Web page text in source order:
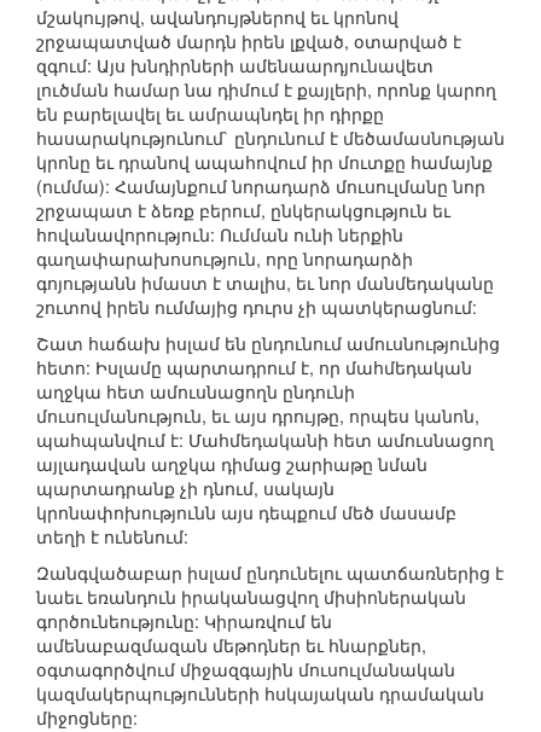
մշակույթով, ավանդույթներով եւ կրոնով
շրջապատված մարդն իրեն լքված, օտարված է
զգում: Այս խնդիրների ամենաարդյունավետ
լուծման համար նա դիմում է քայլերի, որոնք կարող
են բարելավել եւ ամրապնդել իր դիրքը
հասարակությունում` ընդունում է մեծամասնության
կրոնը եւ դրանով ապահովում իր մուտքը համայնք
(ումմա): Համայնքում նորադարձ մուսուլմանը նոր
շրջապատ է ձեռք բերում, ընկերակցություն եւ
հովանավորություն: Ումման ունի ներքին
գաղափարախոսություն, որը նորադարձի
գոյությանն իմաստ է տալիս, եւ նոր մանմեդականը
շուտով իրեն ումմայից դուրս չի պատկերացնում:
Շատ հաճախ իսլամ են ընդունում ամուսնությունից
հետո: Իսլամը պարտադրում է, որ մահմեդական
աղջկա հետ ամուսնացողն ընդունի
մուսուլմանություն, եւ այս դրույթը, որպես կանոն,
պահպանվում է: Մահմեդականի հետ ամուսնացող
այլադավան աղջկա դիմաց շարիաթը նման
պարտադրանք չի դնում, սակայն
կրոնափոխությունն այս դեպքում մեծ մասամբ
տեղի է ունենում:
Զանգվածաբար իսլամ ընդունելու պատճառներից է
նաեւ եռանդուն իրականացվող միսիոներական
գործունեությունը: Կիրառվում են
ամենաբազմազան մեթոդներ եւ հնարքներ,
օգտագործվում միջազգային մուսուլմանական
կազմակերպությունների հսկայական դրամական
միջոցները: